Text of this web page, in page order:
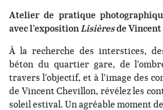
Atelier de pratique
avec l’expositionLisièresde
À la recherche des interstices,
béton du quartier gare, de
travers l’objectif, et à l’image des
de Vincent Chevillon, révélez les
soleil estival. Un agréable moment